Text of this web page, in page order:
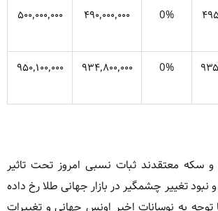
0% ۴۹۰٬۰۰۰٬۰۰۰ ۵۰۰٬۰۰۰٬۰۰۰
0% ۹۳۴٬۸۰۰٬۰۰۰ ۹۵۰٬۱۰۰٬۰۰۰
و سکه معتقدند ثبات نسبی امروز تحت تاثیر
نبود تغییر چشمگیر در بازار جهانی طلا رخ داده
توجه به نوسانات اخیر اونس جهانی و تغییرات